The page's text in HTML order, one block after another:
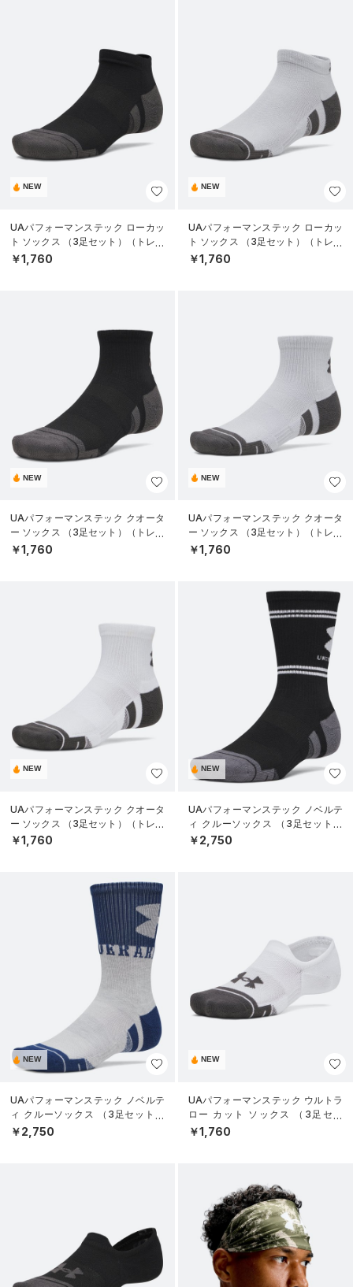
NEW
UAパフォーマンステック ローカッ
ト ソックス （3足セット）（トレー
ニング/UNISEX）
￥1,760
NEW
UAパフォーマンステック ローカッ
ト ソックス （3足セット）（トレー
ニング/UNISEX）
￥1,760
NEW
UAパフォーマンステック クオータ
ー ソックス （3足セット）（トレー
ニング/UNISEX）
￥1,760
NEW
UAパフォーマンステック クオータ
ー ソックス （3足セット）（トレー
ニング/UNISEX）
￥1,760
NEW
UAパフォーマンステック クオータ
ー ソックス （3足セット）（トレー
ニング/UNISEX）
￥1,760
NEW
UAパフォーマンステック ノベルテ
ィ クルーソックス （3足セット）
（トレーニング/UNISEX）
￥2,750
NEW
UAパフォーマンステック ノベルテ
ィ クルーソックス （3足セット）
（トレーニング/UNISEX）
￥2,750
NEW
UAパフォーマンステック ウルトラ
ロー カット ソックス （3足セッ
ト）（トレーニング/UNISEX）
￥1,760